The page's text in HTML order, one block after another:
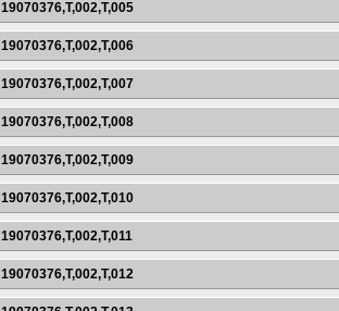
19070376,T,002,T,005
19070376,T,002,T,006
19070376,T,002,T,007
19070376,T,002,T,008
19070376,T,002,T,009
19070376,T,002,T,010
19070376,T,002,T,011
19070376,T,002,T,012